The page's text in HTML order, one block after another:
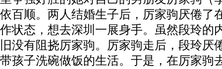
依百顺。两人结婚生子后，厉家驹厌倦了
作状态，想去深圳一展身手。虽然段玲的
旧没有阻挠厉家驹。厉家驹走后，段玲厌
带孩子洗碗做饭的生活。于是，在厉家驹